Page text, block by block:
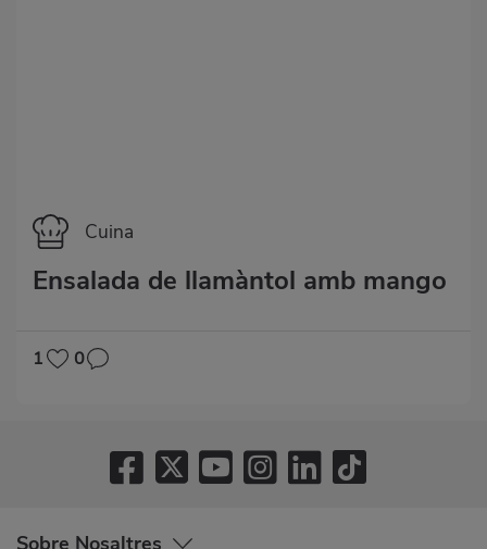
Categoría
Cuina
Ensalada de llamàntol amb mango
1 0
Sobre Nosaltres